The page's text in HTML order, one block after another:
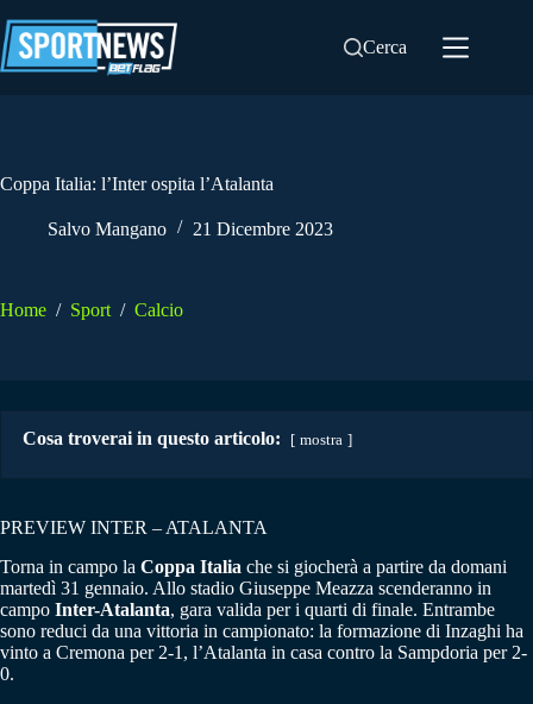
al
contenuto
Cerca
Coppa Italia: l’Inter ospita l’Atalanta
Salvo Mangano 21 Dicembre 2023
Home / Sport / Calcio
Cosa troverai in questo articolo: mostra
PREVIEW INTER – ATALANTA
Torna in campo la Coppa Italia che si giocherà a partire da domani
martedì 31 gennaio. Allo stadio Giuseppe Meazza scenderanno in
campo Inter-Atalanta, gara valida per i quarti di finale. Entrambe
sono reduci da una vittoria in campionato: la formazione di Inzaghi ha
vinto a Cremona per 2-1, l’Atalanta in casa contro la Sampdoria per 2-
0.